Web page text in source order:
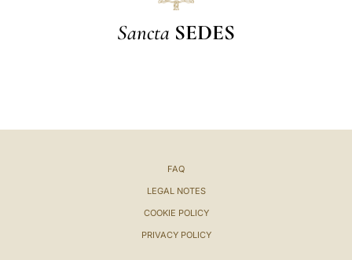
Sancta SEDES
FAQ
LEGAL NOTES
COOKIE POLICY
PRIVACY POLICY